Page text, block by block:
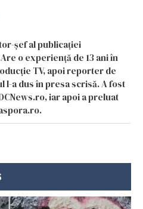
șef al publicației
o experiență de 13 ani în
TV, apoi reporter de
l-a dus în presa scrisă. A fost
iar apoi a preluat